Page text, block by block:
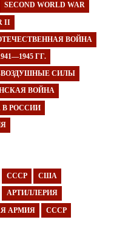
SECOND WORLD WAR
II
ВОЙНА
ГГ.
ВОЗДУШНЫЕ СИЛЫ
ВОЙНА
РОССИИ
СССР США
АРТИЛЛЕРИЯ
АРМИЯ СССР